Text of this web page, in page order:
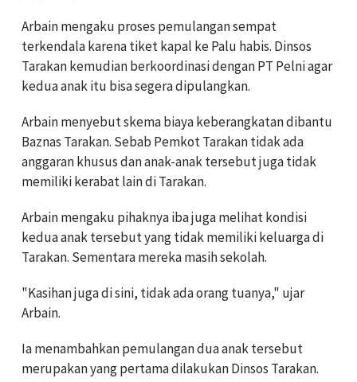
Arbain mengaku proses pemulangan sempat
terkendala karena tiket kapal ke Palu habis. Dinsos
Tarakan kemudian berkoordinasi dengan PT Pelni agar
kedua anak itu bisa segera dipulangkan.
Arbain menyebut skema biaya keberangkatan dibantu
Baznas Tarakan. Sebab Pemkot Tarakan tidak ada
anggaran khusus dan anak-anak tersebut juga tidak
memiliki kerabat lain di Tarakan.
Arbain mengaku pihaknya iba juga melihat kondisi
kedua anak tersebut yang tidak memiliki keluarga di
Tarakan. Sementara mereka masih sekolah.
"Kasihan juga di sini, tidak ada orang tuanya," ujar
Arbain.
Ia menambahkan pemulangan dua anak tersebut
merupakan yang pertama dilakukan Dinsos Tarakan.